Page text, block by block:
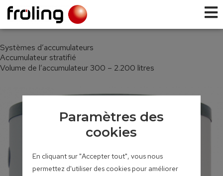
Systèmes d’accumulateurs
Accumulateur stratifié
Volume de l’accumulateur 300 – 2.200 litres
Paramètres des
cookies
En cliquant sur "Accepter tout", vous nous
permettez d'utiliser des cookies pour améliorer